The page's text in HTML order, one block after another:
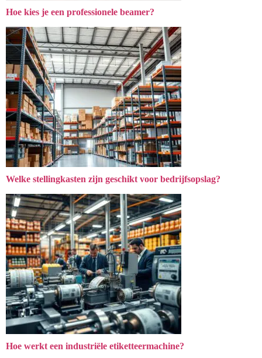
Hoe kies je een professionele beamer?
Welke stellingkasten zijn geschikt voor bedrijfsopslag?
Hoe werkt een industriële etiketteermachine?